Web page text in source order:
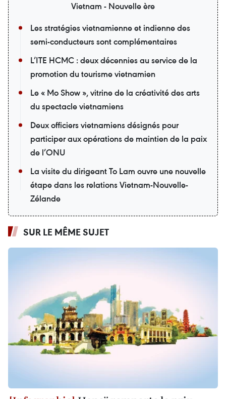
Vietnam - Nouvelle ère
Les stratégies vietnamienne et indienne des
semi-conducteurs sont complémentaires
L’ITE HCMC : deux décennies au service de la
promotion du tourisme vietnamien
Le « Mo Show », vitrine de la créativité des arts
du spectacle vietnamiens
Deux officiers vietnamiens désignés pour
participer aux opérations de maintien de la paix
de l’ONU
La visite du dirigeant To Lam ouvre une nouvelle
étape dans les relations Vietnam-Nouvelle-
Zélande
SUR LE MÊME SUJET